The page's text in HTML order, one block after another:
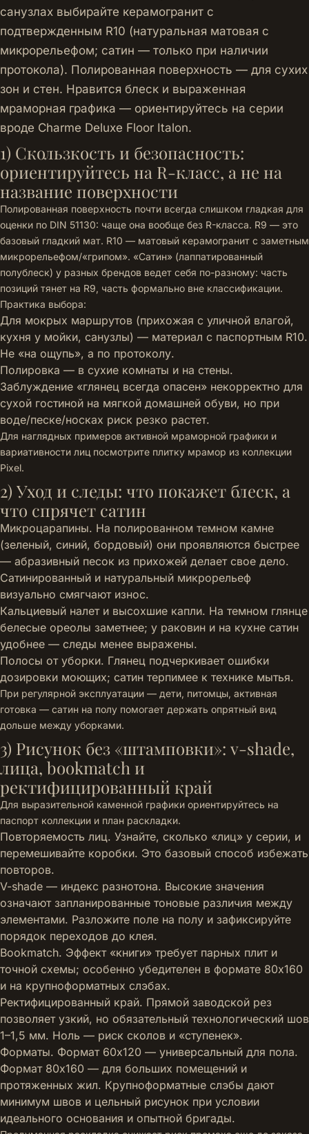
санузлах выбирайте керамогранит с
подтвержденным R10 (натуральная матовая с
микрорельефом; сатин — только при наличии
протокола). Полированная поверхность — для сухих
зон и стен. Нравится блеск и выраженная
мраморная графика — ориентируйтесь на серии
вроде Charme Deluxe Floor Italon.
1) Скользкость и безопасность:
ориентируйтесь на R-класс, а не на
название поверхности
Полированная поверхность почти всегда слишком гладкая для
оценки по DIN 51130: чаще она вообще без R-класса. R9 — это
базовый гладкий мат. R10 — матовый керамогранит с заметным
микрорельефом/«грипом». «Сатин» (лаппатированный
полублеск) у разных брендов ведет себя по-разному: часть
позиций тянет на R9, часть формально вне классификации.
Практика выбора:
Для мокрых маршрутов (прихожая с уличной влагой,
кухня у мойки, санузлы) — материал с паспортным R10.
Не «на ощупь», а по протоколу.
Полировка — в сухие комнаты и на стены.
Заблуждение «глянец всегда опасен» некорректно для
сухой гостиной на мягкой домашней обуви, но при
воде/песке/носках риск резко растет.
Для наглядных примеров активной мраморной графики и
вариативности лиц посмотрите плитку мрамор из коллекции
Pixel.
2) Уход и следы: что покажет блеск, а
что спрячет сатин
Микроцарапины. На полированном темном камне
(зеленый, синий, бордовый) они проявляются быстрее
— абразивный песок из прихожей делает свое дело.
Сатинированный и натуральный микрорельеф
визуально смягчают износ.
Кальциевый налет и высохшие капли. На темном глянце
белесые ореолы заметнее; у раковин и на кухне сатин
удобнее — следы менее выражены.
Полосы от уборки. Глянец подчеркивает ошибки
дозировки моющих; сатин терпимее к технике мытья.
При регулярной эксплуатации — дети, питомцы, активная
готовка — сатин на полу помогает держать опрятный вид
дольше между уборками.
3) Рисунок без «штамповки»: v-shade,
лица, bookmatch и
ректифицированный край
Для выразительной каменной графики ориентируйтесь на
паспорт коллекции и план раскладки.
Повторяемость лиц. Узнайте, сколько «лиц» у серии, и
перемешивайте коробки. Это базовый способ избежать
повторов.
V-shade — индекс разнотона. Высокие значения
означают запланированные тоновые различия между
элементами. Разложите поле на полу и зафиксируйте
порядок переходов до клея.
Bookmatch. Эффект «книги» требует парных плит и
точной схемы; особенно убедителен в формате 80x160
и на крупноформатных слэбах.
Ректифицированный край. Прямой заводской рез
позволяет узкий, но обязательный технологический шов
1–1,5 мм. Ноль — риск сколов и «ступенек».
Форматы. Формат 60x120 — универсальный для пола.
Формат 80x160 — для больших помещений и
протяженных жил. Крупноформатные слэбы дают
минимум швов и цельный рисунок при условии
идеального основания и опытной бригады.